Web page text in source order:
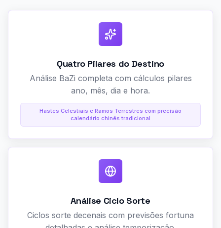
Quatro Pilares do Destino
Análise BaZi completa com cálculos pilares
ano, mês, dia e hora.
Hastes Celestiais e Ramos Terrestres com precisão
calendário chinês tradicional
Análise Ciclo Sorte
Ciclos sorte decenais com previsões fortuna